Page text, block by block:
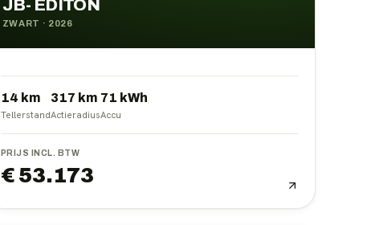
JB- EDITON
ZWART · 2026
14 km
Tellerstand
317 km
Actieradius
71 kWh
Accu
PRIJS INCL. BTW
€ 53.173